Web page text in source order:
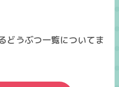
どうぶつ一覧についてま